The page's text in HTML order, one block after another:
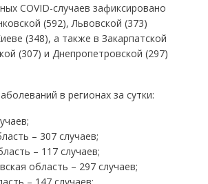
COVID-случаев зафиксировано
(592), Львовской (373)
(348), а также в Закарпатской
(307) и Днепропетровской (297)
в регионах за сутки:
– 307 случаев;
– 117 случаев;
область – 297 случаев;
– 147 случаев;